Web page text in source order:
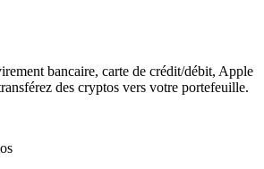
bancaire, carte de crédit/débit, Apple
des cryptos vers votre portefeuille.